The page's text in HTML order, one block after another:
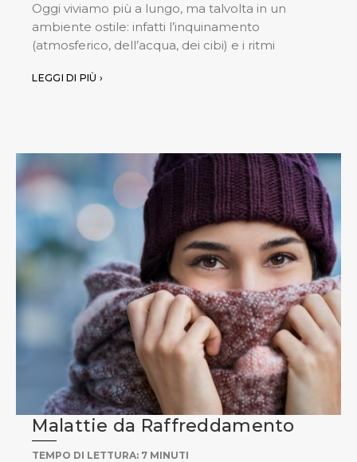
Oggi viviamo più a lungo, ma talvolta in un
ambiente ostile: infatti l’inquinamento
(atmosferico, dell’acqua, dei cibi) e i ritmi
LEGGI DI PIÙ ›
Malattie da Raffreddamento
TEMPO DI LETTURA: 7 MINUTI